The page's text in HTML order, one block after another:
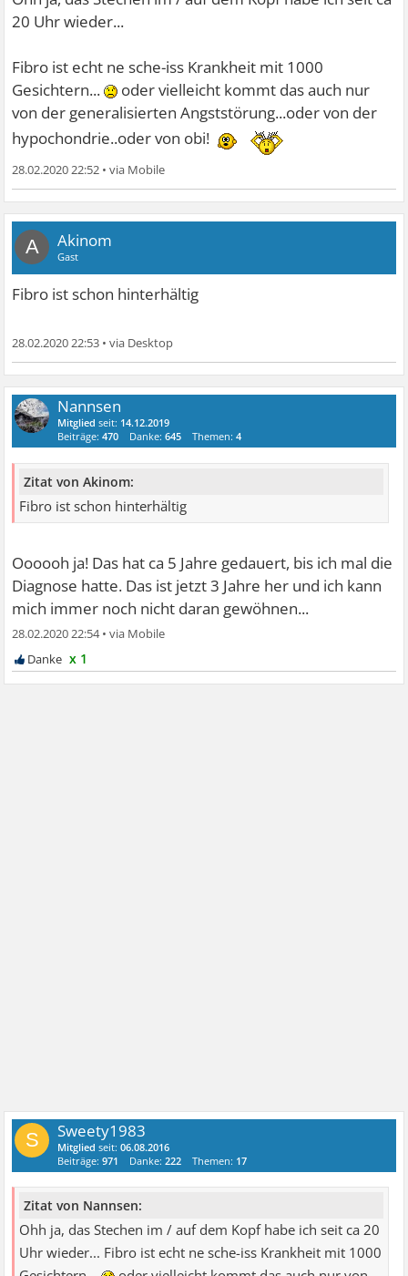
20 Uhr wieder...
Fibro ist echt ne sche-iss Krankheit mit 1000
Gesichtern...
oder vielleicht kommt das auch nur
von der generalisierten Angststörung...oder von der
hypochondrie..oder von obi!
28.02.2020 22:52 •
A Akinom
Gast
Fibro ist schon hinterhältig
28.02.2020 22:53 •
Nannsen
Mitglied seit: 14.12.2019
Beiträge:470 Danke:645 Themen:4
Zitat von Akinom:
Fibro ist schon hinterhältig
Oooooh ja! Das hat ca 5 Jahre gedauert, bis ich mal die
Diagnose hatte. Das ist jetzt 3 Jahre her und ich kann
mich immer noch nicht daran gewöhnen...
28.02.2020 22:54•
x 1
S Sweety1983
Mitglied seit:06.08.2016
Beiträge:971 Danke:222 Themen: 17
Zitat von Nannsen:
Ohh ja, das Stechen im / auf dem Kopf habe ich seit ca 20
Uhr wieder... Fibro ist echt ne sche-iss Krankheit mit 1000